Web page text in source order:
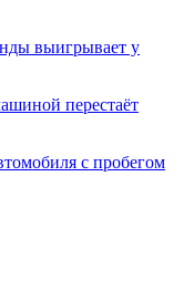
выигрывает у
перестаёт
с пробегом